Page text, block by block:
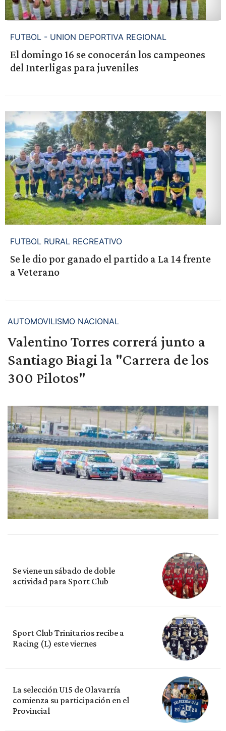
FUTBOL - UNION DEPORTIVA REGIONAL
El domingo 16 se conocerán los campeones
del Interligas para juveniles
FUTBOL RURAL RECREATIVO
Se le dio por ganado el partido a La 14 frente
a Veterano
AUTOMOVILISMO NACIONAL
Valentino Torres correrá junto a
Santiago Biagi la "Carrera de los
300 Pilotos"
Se viene un sábado de doble
actividad para Sport Club
Sport Club Trinitarios recibe a
Racing (L) este viernes
La selección U15 de Olavarría
comienza su participación en el
Provincial